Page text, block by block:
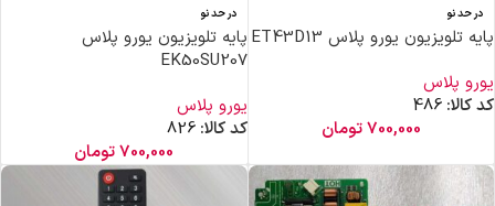
در حد نو
پایه تلویزیون یورو پلاس ET43D13
یورو پلاس
کد کالا: 486
700,000تومان
در حد نو
پایه تلویزیون یورو پلاس
EK50SU207
یورو پلاس
کد کالا:826
700,000تومان